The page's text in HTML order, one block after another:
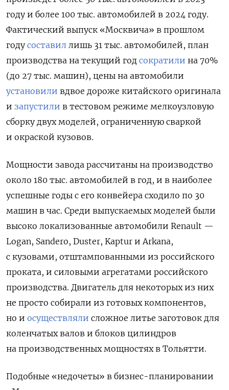
году и более 100 тыс. автомобилей в 2024 году.
Фактический выпуск «Москвича» в прошлом
году составил лишь 31 тыс. автомобилей, план
производства на текущий год сократили на 70%
(до 27 тыс. машин), цены на автомобили
установили вдвое дороже китайского оригинала
и запустили в тестовом режиме мелкоузловую
сборку двух моделей, ограниченную сваркой
и окраской кузовов.
Мощности завода рассчитаны на производство
около 180 тыс. автомобилей в год, и в наиболее
успешные годы с его конвейера сходило по 30
машин в час. Среди выпускаемых моделей были
высоко локализованные автомобили Renault —
Logan, Sandero, Duster, Kaptur и Arkana,
с кузовами, отштампованными из российского
проката, и силовыми агрегатами российского
производства. Двигатель для некоторых из них
не просто собирали из готовых компонентов,
но и осуществляли сложное литье заготовок для
коленчатых валов и блоков цилиндров
на производственных мощностях в Тольятти.
Подобные «недочеты» в бизнес-планировании